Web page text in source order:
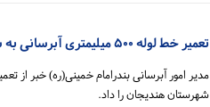
تعمیر خط لوله ۵۰۰ میلیمتری آبرسانی به شهرستان هندیجان انجام شد
شهرستان هندیجان را داد.